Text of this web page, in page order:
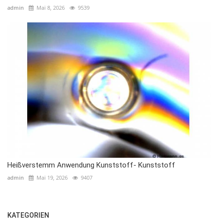
admin Mai 8, 2026 9539
Heißverstemm Anwendung Kunststoff- Kunststoff
admin Mai 19, 2026 9407
KATEGORIEN